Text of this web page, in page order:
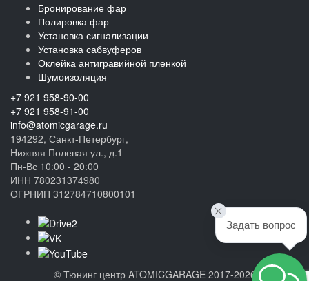
Бронирование фар
Полировка фар
Установка сигнализации
Установка сабвуферов
Оклейка антигравийной пленкой
Шумоизоляция
+7 921 958-90-00
+7 921 958-91-00
info@atomicgarage.ru
194292, Санкт-Петербург,
Нижняя Полевая ул., д.1
Пн-Вс 10:00 - 20:00
ИНН 780231374980
ОГРНИП 312784710800101
© Тюнинг центр ATOMICGARAGE 2017-2026
Задать вопрос